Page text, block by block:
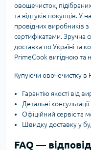
овощечисток,
та відгуків покупців. У
провідних виробників з
сертифікатами. Зручна
доставка по Україні та
PrimeCook вигідною та
Купуючи овочечистку в
Гарантію якості від
Детальні
Офіційний сервіс та
Швидку доставку у
FAQ —